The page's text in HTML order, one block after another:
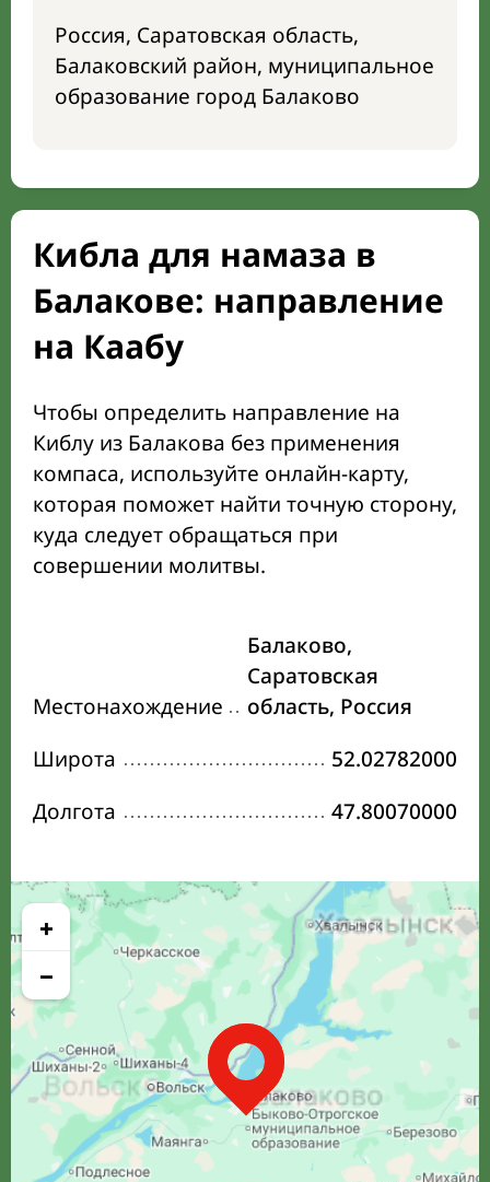
Россия, Саратовская область,
Балаковский район, муниципальное
образование город Балаково
Кибла для намаза в
Балакове: направление
на Каабу
Чтобы определить направление на
Киблу из Балакова без применения
компаса, используйте онлайн-карту,
которая поможет найти точную сторону,
куда следует обращаться при
совершении молитвы.
Местонахождение
Балаково,
Саратовская
область, Россия
Широта
52.02782000
Долгота
47.80070000
+
−